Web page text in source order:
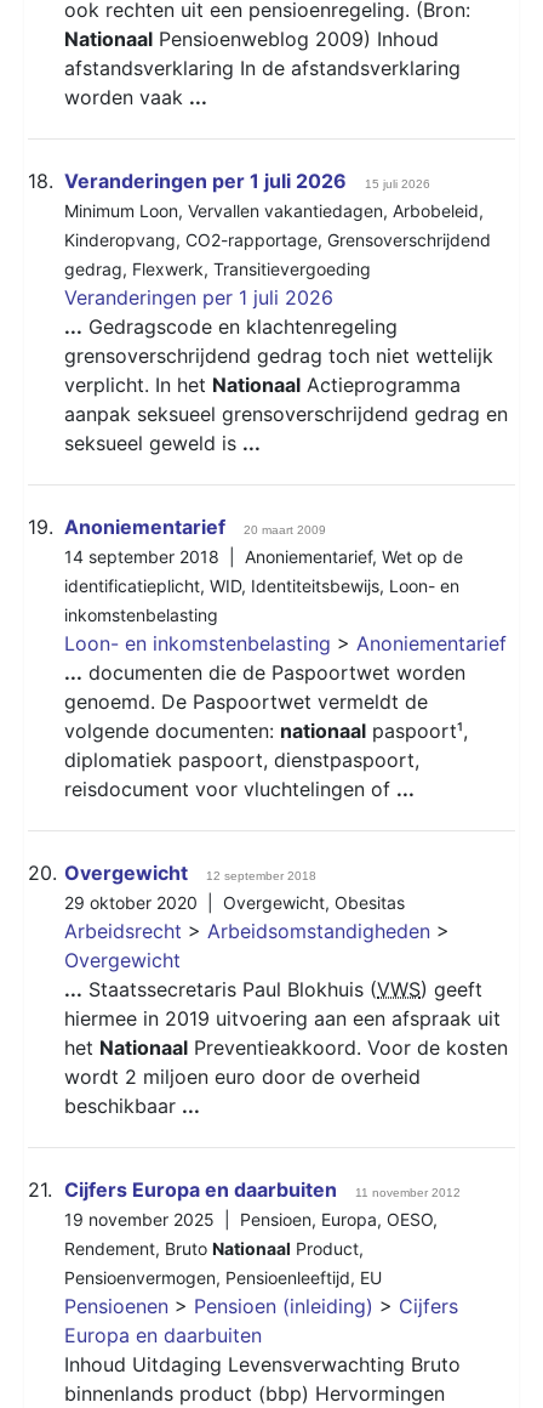
ook rechten uit een pensioenregeling. (Bron:
Nationaal Pensioenweblog 2009) Inhoud
afstandsverklaring In de afstandsverklaring
worden vaak ...
18. Veranderingen per 1 juli 2026 15 juli 2026
Minimum Loon, Vervallen vakantiedagen, Arbobeleid,
Kinderopvang, CO2-rapportage, Grensoverschrijdend
gedrag, Flexwerk, Transitievergoeding
Veranderingen per 1 juli 2026
... Gedragscode en klachtenregeling
grensoverschrijdend gedrag toch niet wettelijk
verplicht. In het Nationaal Actieprogramma
aanpak seksueel grensoverschrijdend gedrag en
seksueel geweld is ...
19. Anoniementarief 20 maart 2009
14 september 2018 | Anoniementarief, Wet op de
identificatieplicht, WID, Identiteitsbewijs, Loon- en
inkomstenbelasting
Loon- en inkomstenbelasting > Anoniementarief
... documenten die de Paspoortwet worden
genoemd. De Paspoortwet vermeldt de
volgende documenten: nationaal paspoort¹,
diplomatiek paspoort, dienstpaspoort,
reisdocument voor vluchtelingen of ...
20. Overgewicht 12 september 2018
29 oktober 2020 | Overgewicht, Obesitas
Arbeidsrecht > Arbeidsomstandigheden >
Overgewicht
... Staatssecretaris Paul Blokhuis (VWS) geeft
hiermee in 2019 uitvoering aan een afspraak uit
het Nationaal Preventieakkoord. Voor de kosten
wordt 2 miljoen euro door de overheid
beschikbaar ...
21. Cijfers Europa en daarbuiten 11 november 2012
19 november 2025 | Pensioen, Europa, OESO,
Rendement, Bruto Nationaal Product,
Pensioenvermogen, Pensioenleeftijd, EU
Pensioenen > Pensioen (inleiding) > Cijfers
Europa en daarbuiten
Inhoud Uitdaging Levensverwachting Bruto
binnenlands product (bbp) Hervormingen